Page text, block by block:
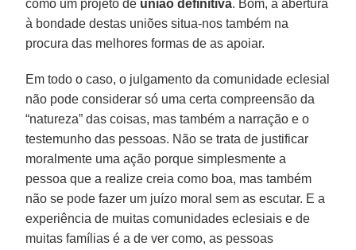
como um projeto de união definitiva. Bom, a abertura
à bondade destas uniões situa-nos também na
procura das melhores formas de as apoiar.
Em todo o caso, o julgamento da comunidade eclesial
não pode considerar só uma certa compreensão da
“natureza” das coisas, mas também a narração e o
testemunho das pessoas. Não se trata de justificar
moralmente uma ação porque simplesmente a
pessoa que a realize creia como boa, mas também
não se pode fazer um juízo moral sem as escutar. E a
experiência de muitas comunidades eclesiais e de
muitas famílias é a de ver como, as pessoas